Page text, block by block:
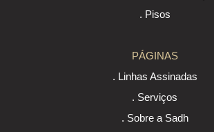
. Pisos
PÁGINAS
. Linhas Assinadas
. Serviços
. Sobre a Sadh